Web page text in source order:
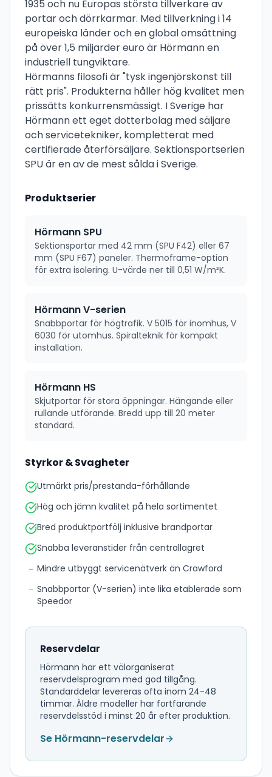
1935 och nu Europas största tillverkare av
portar och dörrkarmar. Med tillverkning i 14
europeiska länder och en global omsättning
på över 1,5 miljarder euro är Hörmann en
industriell tungviktare.
Hörmanns filosofi är "tysk ingenjörskonst till
rätt pris". Produkterna håller hög kvalitet men
prissätts konkurrensmässigt. I Sverige har
Hörmann ett eget dotterbolag med säljare
och servicetekniker, kompletterat med
certifierade återförsäljare. Sektionsportserien
SPU är en av de mest sålda i Sverige.
Produktserier
Hörmann SPU
Sektionsportar med 42 mm (SPU F42) eller 67
mm (SPU F67) paneler. Thermoframe-option
för extra isolering. U-värde ner till 0,51 W/m²K.
Hörmann V-serien
Snabbportar för högtrafik. V 5015 för inomhus, V
6030 för utomhus. Spiralteknik för kompakt
installation.
Hörmann HS
Skjutportar för stora öppningar. Hängande eller
rullande utförande. Bredd upp till 20 meter
standard.
Styrkor & Svagheter
Utmärkt pris/prestanda-förhållande
Hög och jämn kvalitet på hela sortimentet
Bred produktportfölj inklusive brandportar
Snabba leveranstider från centrallagret
− Mindre utbyggt servicenätverk än Crawford
− Snabbportar (V-serien) inte lika etablerade som
Speedor
Reservdelar
Hörmann har ett välorganiserat
reservdelsprogram med god tillgång.
Standarddelar levereras ofta inom 24-48
timmar. Äldre modeller har fortfarande
reservdelsstöd i minst 20 år efter produktion.
Se Hörmann-reservdelar